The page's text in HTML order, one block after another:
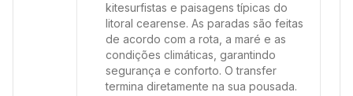
kitesurfistas e paisagens típicas do
litoral cearense. As paradas são feitas
de acordo com a rota, a maré e as
condições climáticas, garantindo
segurança e conforto. O transfer
termina diretamente na sua pousada.